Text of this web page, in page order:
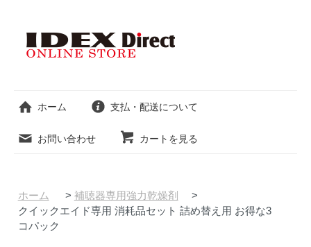
ホーム 支払・配送について
お問い合わせ カートを見る
ホーム > 補聴器専用強力乾燥剤
>
クイックエイド専用 消耗品セット 詰め替え用 お得な3
コパック